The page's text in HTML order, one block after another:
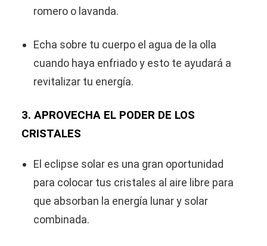
romero o lavanda.
Echa sobre tu cuerpo el agua de la olla
cuando haya enfriado y esto te ayudará a
revitalizar tu energía.
3. APROVECHA EL PODER DE LOS
CRISTALES
El eclipse solar es una gran oportunidad
para colocar tus cristales al aire libre para
que absorban la energía lunar y solar
combinada.